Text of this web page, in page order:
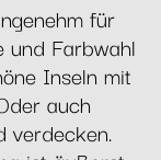
für
und Farbwahl
Inseln mit
auch
verdecken.